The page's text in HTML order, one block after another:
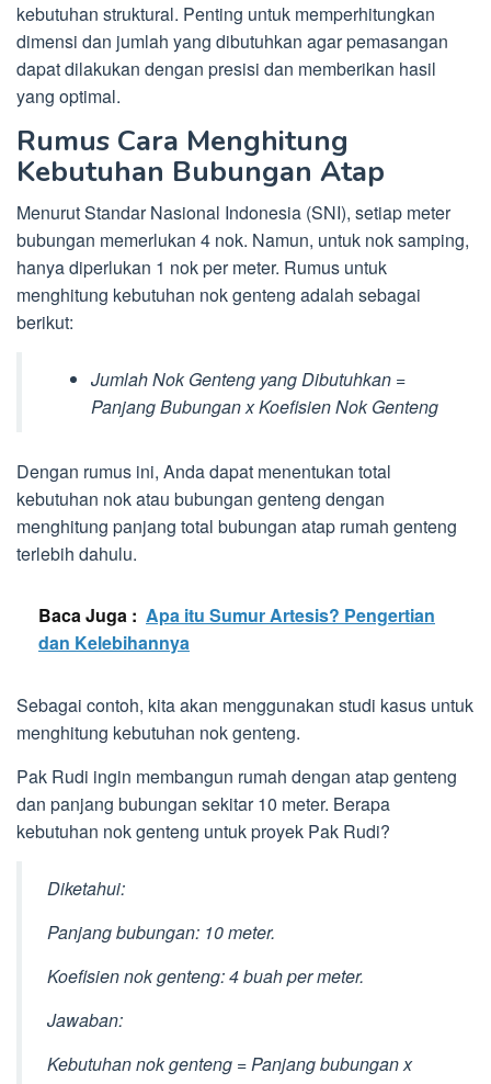
kebutuhan struktural. Penting untuk memperhitungkan
dimensi dan jumlah yang dibutuhkan agar pemasangan
dapat dilakukan dengan presisi dan memberikan hasil
yang optimal.
Rumus Cara Menghitung
Kebutuhan Bubungan Atap
Menurut Standar Nasional Indonesia (SNI), setiap meter
bubungan memerlukan 4 nok. Namun, untuk nok samping,
hanya diperlukan 1 nok per meter. Rumus untuk
menghitung kebutuhan nok genteng adalah sebagai
berikut:
Jumlah Nok Genteng yang Dibutuhkan =
Panjang Bubungan x Koefisien Nok Genteng
Dengan rumus ini, Anda dapat menentukan total
kebutuhan nok atau bubungan genteng dengan
menghitung panjang total bubungan atap rumah genteng
terlebih dahulu.
Baca Juga : Apa itu Sumur Artesis? Pengertian
dan Kelebihannya
Sebagai contoh, kita akan menggunakan studi kasus untuk
menghitung kebutuhan nok genteng.
Pak Rudi ingin membangun rumah dengan atap genteng
dan panjang bubungan sekitar 10 meter. Berapa
kebutuhan nok genteng untuk proyek Pak Rudi?
Diketahui:
Panjang bubungan: 10 meter.
Koefisien nok genteng: 4 buah per meter.
Jawaban:
Kebutuhan nok genteng = Panjang bubungan x